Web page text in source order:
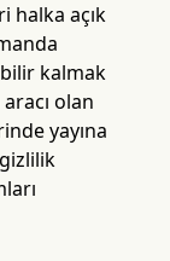
halka açık
kalmak
olan
yayına